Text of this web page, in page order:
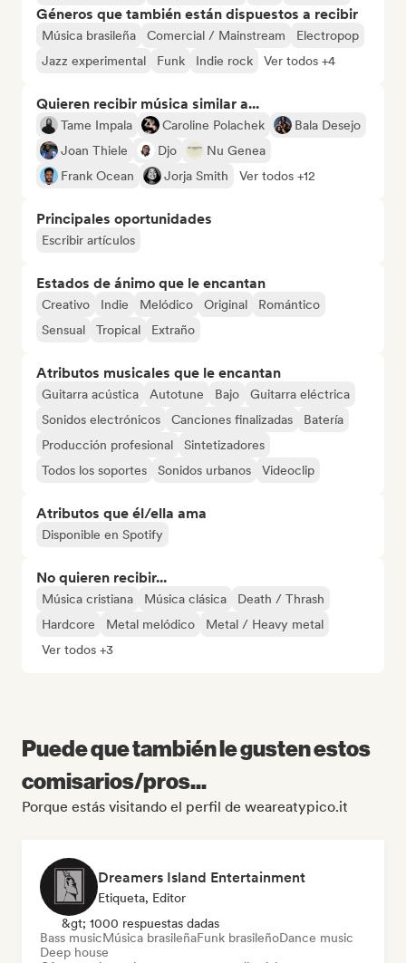
Géneros que también están dispuestos a recibir
Música brasileña Comercial / Mainstream
Electropop
Jazz experimental
Funk Indie rock Ver todos +4
Quieren recibir música similar a...
Tame Impala Caroline Polachek
Bala Desejo
Joan Thiele
Djo
Nu Genea
Frank Ocean
Jorja Smith Ver todos +12
Principales oportunidades
Escribir artículos
Estados de ánimo que le encantan
Creativo Indie Melódico Original
Romántico
Sensual
Tropical Extraño
Atributos musicales que le encantan
Guitarra acústica Autotune Bajo
Guitarra eléctrica
Sonidos electrónicos
Canciones finalizadas
Batería
Producción profesional
Sintetizadores
Todos los soportes
Sonidos urbanos Videoclip
Atributos que él/ella ama
Disponible en Spotify
No quieren recibir...
Música cristiana Música clásica
Death / Thrash
Hardcore
Metal melódico
Metal / Heavy metal
Ver todos +3
Puede que también le gusten estos
comisarios/pros...
Porque estás visitando el perfil de weareatypico.it
Dreamers Island Entertainment
Etiqueta, Editor
&gt; 1000 respuestas dadas
Bass musicMúsica brasileñaFunk brasileñoDance music
Deep house